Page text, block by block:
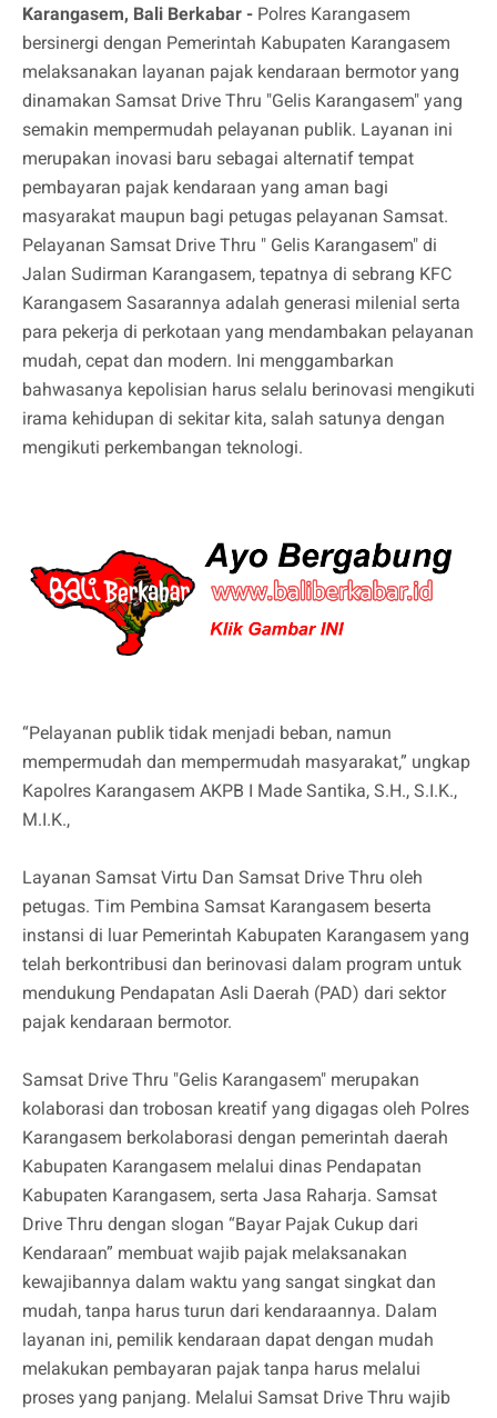
Karangasem, Bali Berkabar - Polres Karangasem
bersinergi dengan Pemerintah Kabupaten Karangasem
melaksanakan layanan pajak kendaraan bermotor yang
dinamakan Samsat Drive Thru "Gelis Karangasem" yang
semakin mempermudah pelayanan publik. Layanan ini
merupakan inovasi baru sebagai alternatif tempat
pembayaran pajak kendaraan yang aman bagi
masyarakat maupun bagi petugas pelayanan Samsat.
Pelayanan Samsat Drive Thru " Gelis Karangasem" di
Jalan Sudirman Karangasem, tepatnya di sebrang KFC
Karangasem Sasarannya adalah generasi milenial serta
para pekerja di perkotaan yang mendambakan pelayanan
mudah, cepat dan modern. Ini menggambarkan
bahwasanya kepolisian harus selalu berinovasi mengikuti
irama kehidupan di sekitar kita, salah satunya dengan
mengikuti perkembangan teknologi.
“Pelayanan publik tidak menjadi beban, namun
mempermudah dan mempermudah masyarakat,” ungkap
Kapolres Karangasem AKPB I Made Santika, S.H., S.I.K.,
M.I.K.,
Layanan Samsat Virtu Dan Samsat Drive Thru oleh
petugas. Tim Pembina Samsat Karangasem beserta
instansi di luar Pemerintah Kabupaten Karangasem yang
telah berkontribusi dan berinovasi dalam program untuk
mendukung Pendapatan Asli Daerah (PAD) dari sektor
pajak kendaraan bermotor.
Samsat Drive Thru "Gelis Karangasem" merupakan
kolaborasi dan trobosan kreatif yang digagas oleh Polres
Karangasem berkolaborasi dengan pemerintah daerah
Kabupaten Karangasem melalui dinas Pendapatan
Kabupaten Karangasem, serta Jasa Raharja. Samsat
Drive Thru dengan slogan “Bayar Pajak Cukup dari
Kendaraan” membuat wajib pajak melaksanakan
kewajibannya dalam waktu yang sangat singkat dan
mudah, tanpa harus turun dari kendaraannya. Dalam
layanan ini, pemilik kendaraan dapat dengan mudah
melakukan pembayaran pajak tanpa harus melalui
proses yang panjang. Melalui Samsat Drive Thru wajib